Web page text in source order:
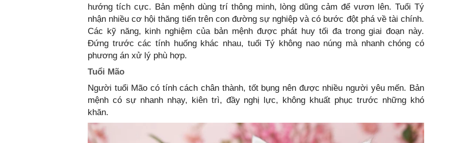
hướng tích cực. Bản mệnh dùng trí thông minh, lòng dũng cảm để vươn lên. Tuổi Tý
nhận nhiều cơ hội thăng tiến trên con đường sự nghiệp và có bước đột phá về tài chính.
Các kỹ năng, kinh nghiệm của bản mệnh được phát huy tối đa trong giai đoạn này.
Đứng trước các tính huống khác nhau, tuổi Tý không nao núng mà nhanh chóng có
phương án xử lý phù hợp.
Tuổi Mão
Người tuổi Mão có tính cách chân thành, tốt bụng nên được nhiều người yêu mến. Bản
mệnh có sự nhanh nhạy, kiên trì, đầy nghị lực, không khuất phục trước những khó
khăn.